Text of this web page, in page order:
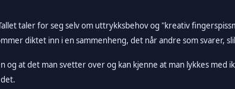
taler for seg selv om uttrykksbehov og "kreativ
diktet inn i en sammenheng, det når andre som svarer,
at det man svetter over og kan kjenne at man lykkes med